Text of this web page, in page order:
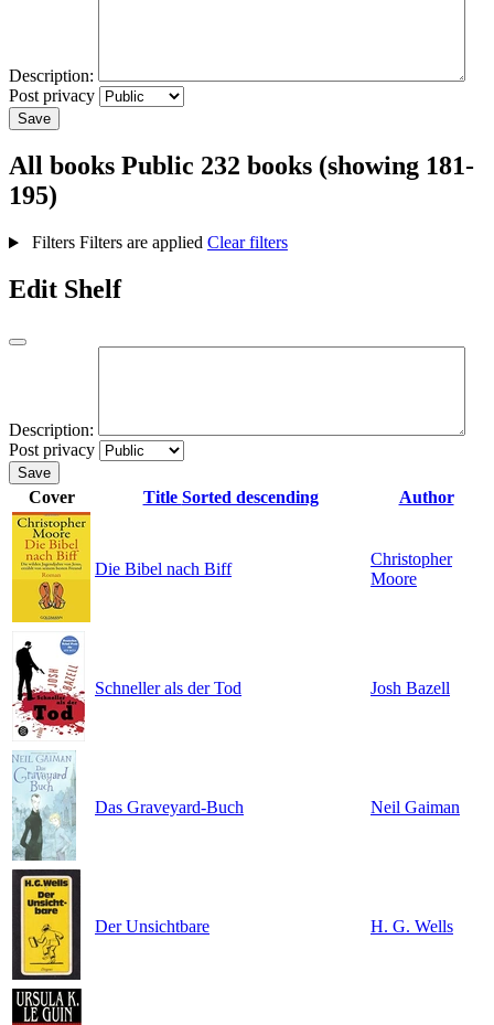
Description:
Post privacy
Save
All books Public 232 books (showing 181-
195)
Filters Filters are applied Clear filters
Edit Shelf
Description:
Post privacy
Save
Cover Title Sorted descending Author
Die Bibel nach Biff
Christopher
Moore
Schneller als der Tod Josh Bazell
Das Graveyard-Buch Neil Gaiman
Der Unsichtbare H. G. Wells